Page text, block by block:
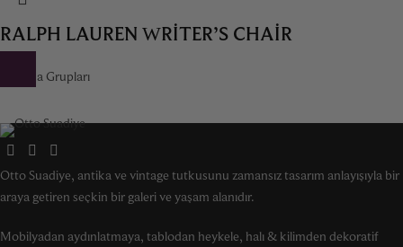
RALPH LAUREN WRITER’S CHAIR
Oturma Grupları
Otto Suadiye, antika ve vintage tutkusunu zamansız tasarım anlayışıyla bir
araya getiren seçkin bir galeri ve yaşam alanıdır.
Mobilyadan aydınlatmaya, tablodan heykele, halı & kilimden dekoratif